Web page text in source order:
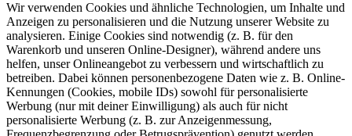
Wir verwenden Cookies und ähnliche Technologien, um Inhalte und
Anzeigen zu personalisieren und die Nutzung unserer Website zu
analysieren. Einige Cookies sind notwendig (z. B. für den
Warenkorb und unseren Online-Designer), während andere uns
helfen, unser Onlineangebot zu verbessern und wirtschaftlich zu
betreiben. Dabei können personenbezogene Daten wie z. B. Online-
Kennungen (Cookies, mobile IDs) sowohl für personalisierte
Werbung (nur mit deiner Einwilligung) als auch für nicht
personalisierte Werbung (z. B. zur Anzeigenmessung,